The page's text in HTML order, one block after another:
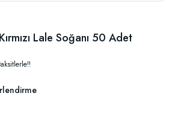
Lale Soğanı 50 Adet